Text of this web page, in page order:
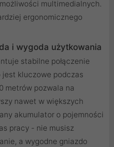
multimedialnych.
ergonomicznego
i wygoda użytkowania
stabilne połączenie
jest kluczowe podczas
metrów pozwala na
nawet w większych
akumulator o pojemności
pracy - nie musisz
a wygodne gniazdo